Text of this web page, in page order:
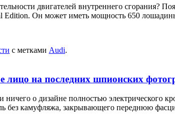
двигателей внутреннего сгорания?
Edition. Он может иметь мощность 650
с метками Audi.
на последних шпионских
о дизайне полностью электрического
без камуфляжа, закрывающего переднюю